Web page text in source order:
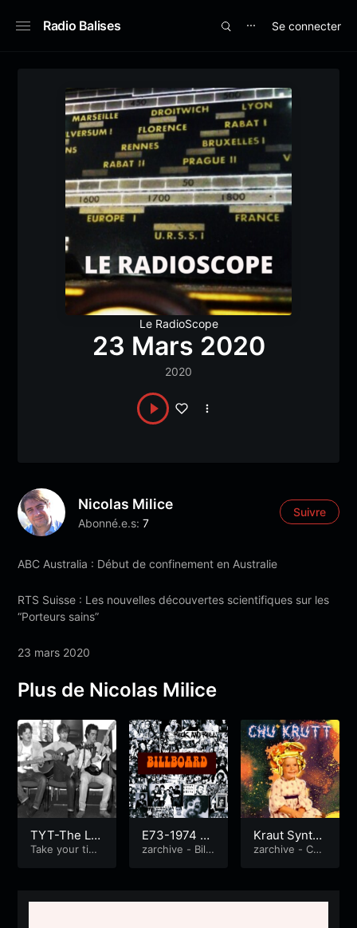
Radio Balises ⋯ Se connecter
Le RadioScope
23 Mars 2020
2020
Nicolas Milice
Abonné.e.s: 7
Suivre
ABC Australia : Début de confinement en Australie
RTS Suisse : Les nouvelles découvertes scientifiques sur les
“Porteurs sains”
23 mars 2020
Plus de Nicolas Milice
TYT-The L
a’s 1989
Take your tim
E73-1974 Vo
lume 3
zarchive - Billb
Kraut Synth
Jazz Wave
zarchive - Chu